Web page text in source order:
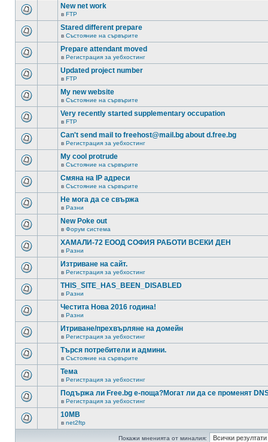
New net work
в FTP
Stared different prepare
в Състояние на сървърите
Prepare attendant moved
в Регистрация за уебхостинг
Updated project number
в FTP
My new website
в Състояние на сървърите
Very recently started supplementary occupation
в FTP
Can't send mail to freehost@mail.bg about d.free.bg
в Регистрация за уебхостинг
My cool protrude
в Състояние на сървърите
Смяна на IP адреси
в Състояние на сървърите
Не мога да се свържа
в Разни
New Poke out
в Форум система
ХАМАЛИ-72 ЕООД СОФИЯ РАБОТИ ВСЕКИ ДЕН
в Разни
Изтриване на сайт.
в Регистрация за уебхостинг
THIS_SITE_HAS_BEEN_DISABLED
в Разни
Честита Нова 2016 година!
в Разни
Итриване/прехвърляне на домейн
в Регистрация за уебхостинг
Търся потребители и админи.
в Състояние на сървърите
Тема
в Регистрация за уебхостинг
Подържа ли Free.bg е-поща?Могат ли да се променят
в Регистрация за уебхостинг
10MB
в net2ftp
Покажи мненията от миналия: